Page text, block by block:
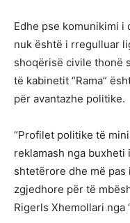
Edhe pse komunikimi
nuk është i rregulluar
shoqërisë civile thonë
të kabinetit “Rama”
për avantazhe politike.
“Profilet politike të
reklamash nga
shtetërore dhe më
zgjedhore për të
Rigerls Xhemollari nga